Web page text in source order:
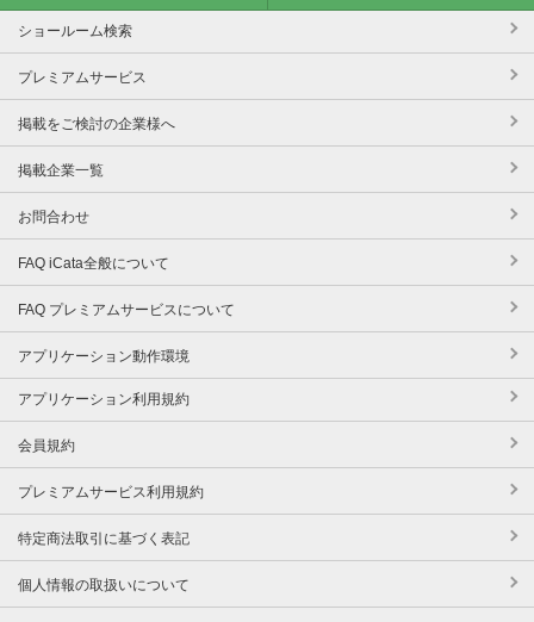
ショールーム検索
プレミアムサービス
掲載をご検討の企業様へ
掲載企業一覧
お問合わせ
FAQ iCata全般について
FAQ プレミアムサービスについて
アプリケーション動作環境
アプリケーション利用規約
会員規約
プレミアムサービス利用規約
特定商法取引に基づく表記
個人情報の取扱いについて